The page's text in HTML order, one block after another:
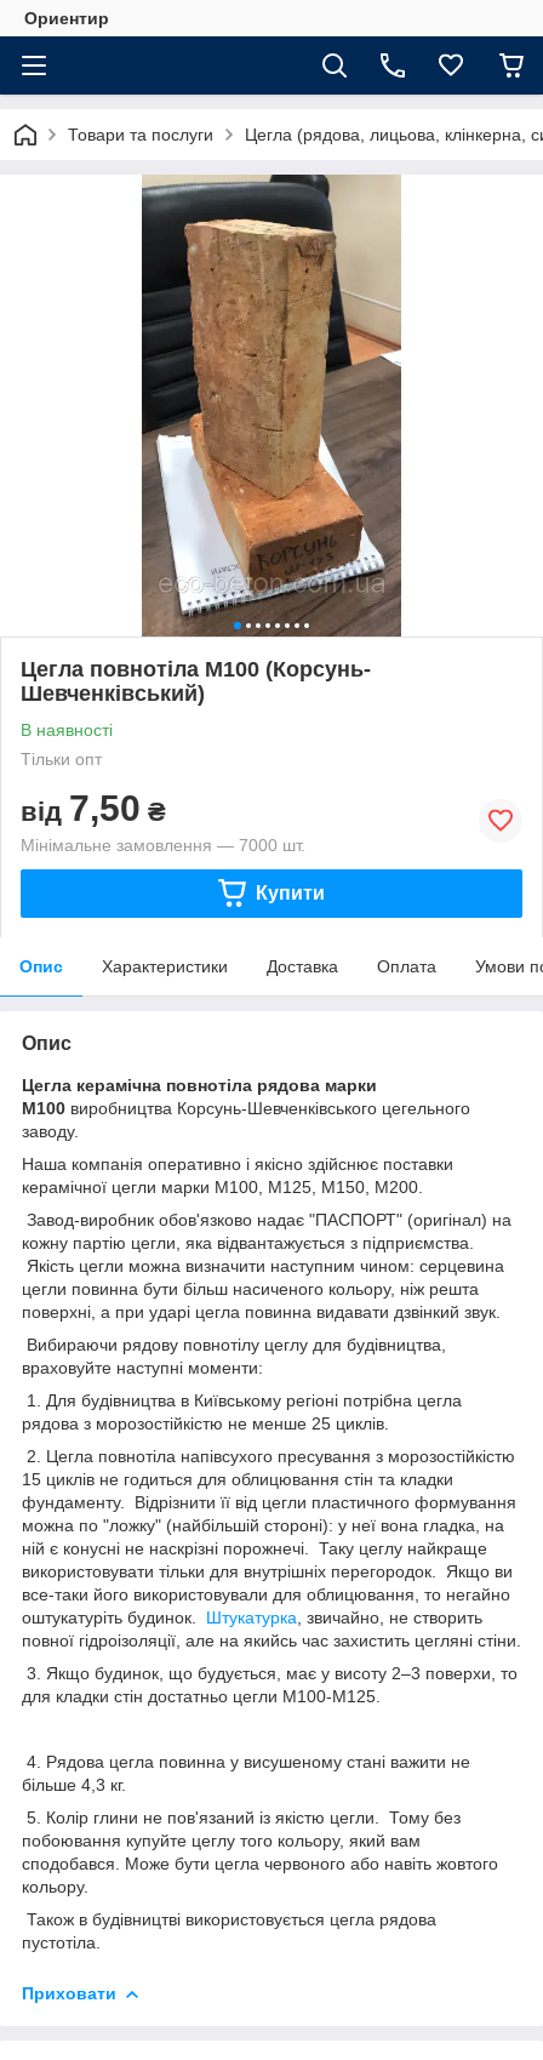
Ориентир
Товари та послуги Цегла (рядова, лицьова, клінкерна,
Цегла повнотіла М100 (Корсунь-
Шевченківський)
В наявності
Тільки опт
від 7,50 ₴
Мінімальне замовлення — 7000 шт.
Купити
Опис Характеристики Доставка Оплата Умови
Опис
Цегла керамічна повнотіла рядова марки
М100 виробництва Корсунь-Шевченківського цегельного
заводу.
Наша компанія оперативно і якісно здійснює поставки
керамічної цегли марки М100, М125, М150, М200.
Завод-виробник обов'язково надає "ПАСПОРТ" (оригінал) на
кожну партію цегли, яка відвантажується з підприємства.
Якість цегли можна визначити наступним чином: серцевина
цегли повинна бути більш насиченого кольору, ніж решта
поверхні, а при ударі цегла повинна видавати дзвінкий звук.
Вибираючи рядову повнотілу цеглу для будівництва,
враховуйте наступні моменти:
1. Для будівництва в Київському регіоні потрібна цегла
рядова з морозостійкістю не менше 25 циклів.
2. Цегла повнотіла напівсухого пресування з морозостійкістю
15 циклів не годиться для облицювання стін та кладки
фундаменту. Відрізнити її від цегли пластичного формування
можна по "ложку" (найбільшій стороні): у неї вона гладка, на
ній є конусні не наскрізні порожнечі. Таку цеглу найкраще
використовувати тільки для внутрішніх перегородок. Якщо ви
все-таки його використовували для облицювання, то негайно
оштукатуріть будинок. Штукатурка , звичайно, не створить
повної гідроізоляції, але на якийсь час захистить цегляні стіни.
3. Якщо будинок, що будується, має у висоту 2–3 поверхи, то
для кладки стін достатньо цегли М100-М125.
4. Рядова цегла повинна у висушеному стані важити не
більше 4,3 кг.
5. Колір глини не пов'язаний із якістю цегли. Тому без
побоювання купуйте цеглу того кольору, який вам
сподобався. Може бути цегла червоного або навіть жовтого
кольору.
Також в будівництві використовується цегла рядова
пустотіла.
Приховати